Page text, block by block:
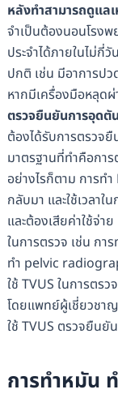
หลังทำสามารถดูแล
จำเป็นต้องนอนโรง
ประจำได้ภายในไม่กี่
ปกติ เช่น มีอาการป
หากมีเครื่องมือหลุด
ตรวจยืนยันการอุดตั
ต้องได้รับการตรวจ
มาตรฐานที่ทำคือกา
อย่างไรก็ตาม การ
กลับมา และใช้เวลาใ
และต้องเสียค่าใช้จ่า
ในการตรวจ เช่น กา
ทำ pelvic
ใช้ TVUS ในการตร
โดยแพทย์ผู้เชี่ยวชา
ใช้ TVUS ตรวจยืนยั
การทำหมัน